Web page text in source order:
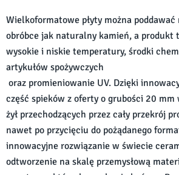
Wielkoformatowe płyty można
obróbce jak naturalny kamień, a produkt
wysokie i niskie temperatury, środki
artykułów spożywczych
oraz promieniowanie UV. Dzięki
część spieków z oferty o grubości 20
żył przechodzących przez cały przekrój
nawet po przycięciu do pożądanego
innowacyjne rozwiązanie w świecie
odtworzenie na skalę przemysłową